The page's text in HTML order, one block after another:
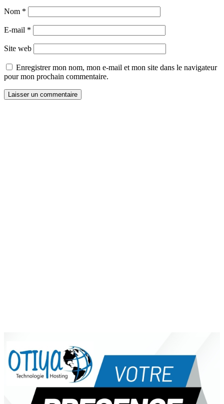
Nom *
E-mail *
Site web
Enregistrer mon nom, mon e-mail et mon site dans le navigateur
pour mon prochain commentaire.